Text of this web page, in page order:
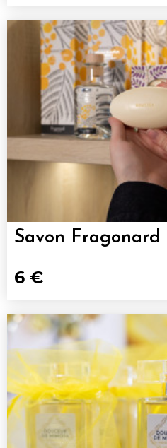
Savon Fragonard
6 €